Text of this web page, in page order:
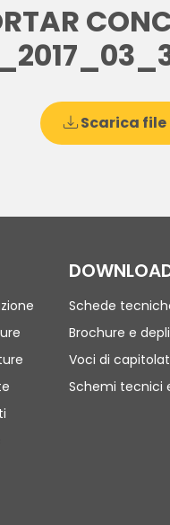
Scarica file
Schede
Brochure e
Voci di
Schemi tecnici